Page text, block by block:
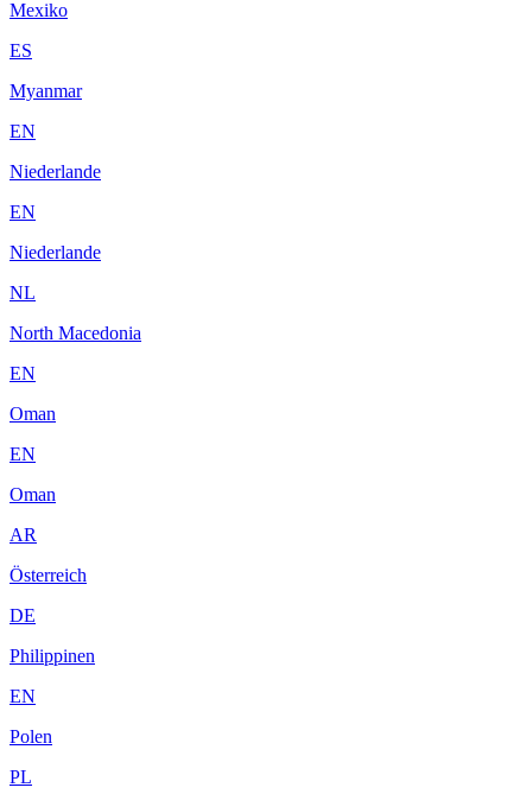
Mexiko
ES
Myanmar
EN
Niederlande
EN
Niederlande
NL
North Macedonia
EN
Oman
EN
Oman
AR
Österreich
DE
Philippinen
EN
Polen
PL